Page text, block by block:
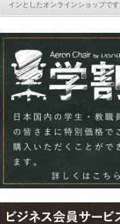
インとしたオンラインショップです